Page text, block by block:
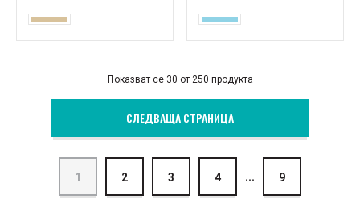
Показват се 30 от 250 продукта
СЛЕДВАЩА СТРАНИЦА
1 2 3 4 ... 9